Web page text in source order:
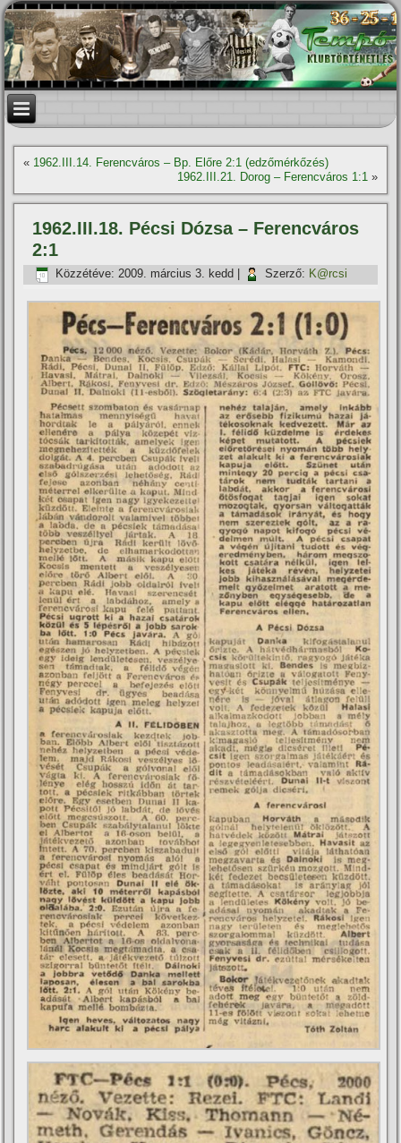
« 1962.III.14. Ferencváros – Bp. Előre 2:1 (edzőmérkőzés)
1962.III.21. Dorog – Ferencváros 1:1»
1962.III.18. Pécsi Dózsa – Ferencváros
2:1
Közzétéve: 2009. március 3. kedd Szerző: K@rcsi